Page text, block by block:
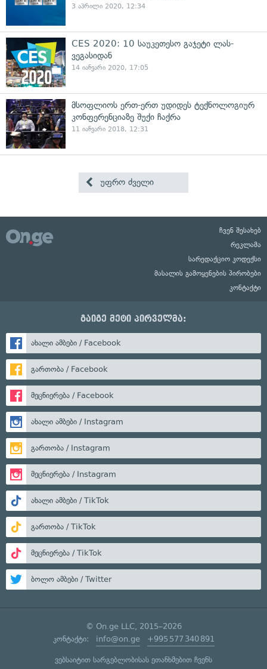
3 აპრილი 2020, 12:34
CES 2020: 10 საუკეთესო გაჯეტი ლას-
ვეგასიდან
14 იანვარი 2020, 17:05
მსოფლიოს ერთ-ერთ უდიდეს ტექნოლოგიურ
კონფერენციაზე შუქი ჩაქრა
11 იანვარი 2018, 12:31
უფრო ძველი
ჩვენ შესახებ
რეკლამა
სარედაქციო კოდექსი
მასალის გამოყენების პირობები
კონტაქტი
გაიგე მეტი პირველმა:
ახალი ამბები / Facebook
გართობა / Facebook
მეცნიერება / Facebook
ახალი ამბები / Instagram
გართობა / Instagram
მეცნიერება / Instagram
ახალი ამბები / TikTok
გართობა / TikTok
მეცნიერება / TikTok
ბოლო ამბები / Twitter
© On.ge LLC, 2015–2026
კონტაქტი: info@on.ge +995 577 340 891
ვებსაიტით სარგებლობისას ეთანხმებით ჩვენს